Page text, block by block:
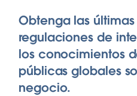
Obtenga las
regulaciones de
los conocimientos
públicas globales
negocio.